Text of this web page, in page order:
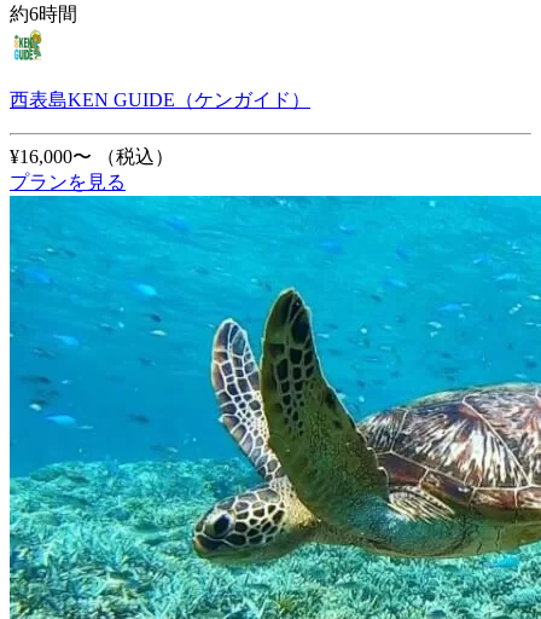
約6時間
西表島KEN GUIDE（ケンガイド）
¥16,000〜
（税込）
プランを見る